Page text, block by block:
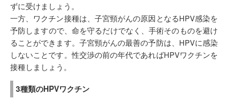
ずに受けましょう。
一方、ワクチン接種は、子宮頸がんの原因となるHPV感染を
予防しますので、命を守るだけでなく、手術そのものを避け
ることができます。子宮頸がんの最善の予防は、HPVに感染
しないことです。性交渉の前の年代であればHPVワクチンを
接種しましょう。
3種類のHPVワクチン